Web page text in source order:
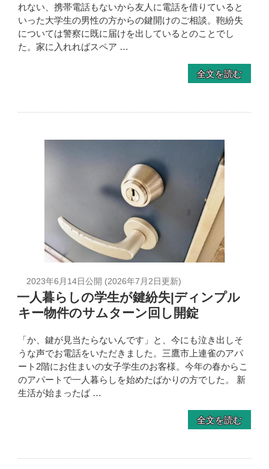
れない、携帯電話もないから友人に電話を借りていると
いった大学生の男性の方からの鍵開けのご相談。鞄紛失
については警察に既に届けを出しているとのことでし
た。家に入れればスペア …
全文を読む
2023年6月14日公開 (2026年7月2日更新)
一人暮らしの学生が鍵紛失|ディンプル
キー物件のサムターン回し開錠
「か、鍵が見当たらないんです」と、今にも泣き出しそ
うな声でお電話をいただきました。三鷹市上連雀のアパ
ート2階にお住まいの女子学生のお客様。今年の春からこ
のアパートで一人暮らしを始めたばかりの方でした。 新
生活が始まったば …
全文を読む